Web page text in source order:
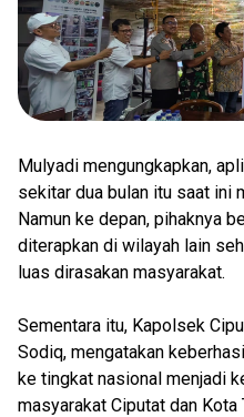
Mulyadi mengungkapkan,
sekitar dua bulan itu saat ini
Namun ke depan, pihaknya
diterapkan di wilayah lain
luas dirasakan masyarakat.
Sementara itu, Kapolsek
Sodiq, mengatakan
ke tingkat nasional menjadi
masyarakat Ciputat dan Kota